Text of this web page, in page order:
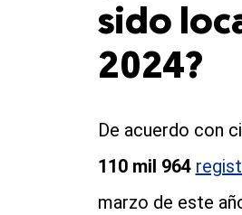
sido
2024?
De acuerdo con
110 mil 964
marzo de este